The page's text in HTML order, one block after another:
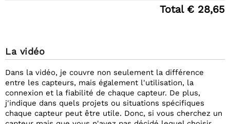
Total € 28,65
La vidéo
Dans la vidéo, je couvre non seulement la différence
entre les capteurs, mais également l'utilisation, la
connexion et la fiabilité de chaque capteur. De plus,
j'indique dans quels projets ou situations spécifiques
chaque capteur peut être utile. Donc, si vous cherchez un